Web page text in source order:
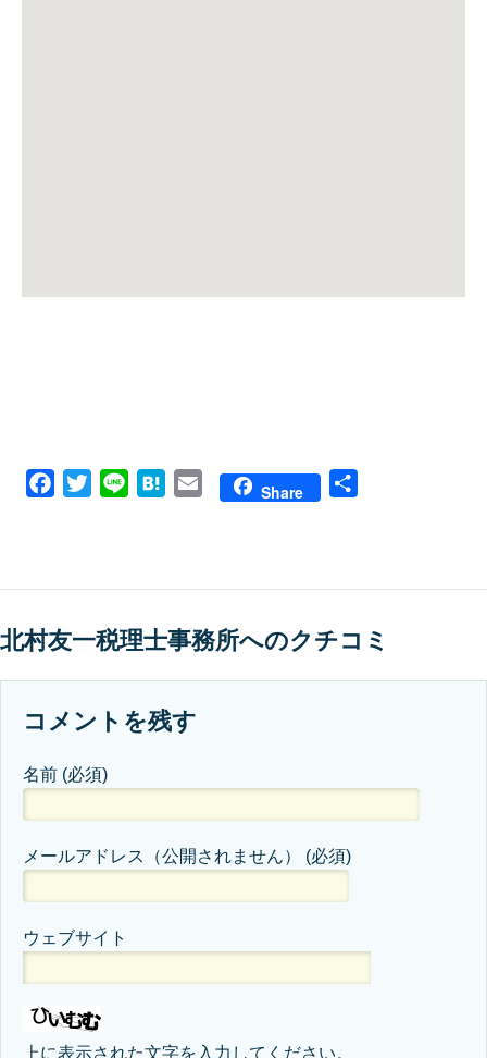
Facebook
Twitter Line HatenaEmail Share
北村友一税理士事務所へのクチコミ
コメントを残す
名前 (必須)
メールアドレス（公開されません） (必須)
ウェブサイト
上に表示された文字を入力してください。